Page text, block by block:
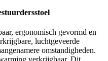
ergonomisch gevormd en
luchtgeveerde
omstandigheden.